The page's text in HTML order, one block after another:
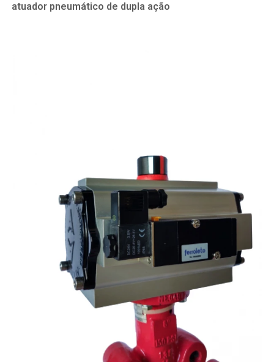
atuador pneumático de dupla ação